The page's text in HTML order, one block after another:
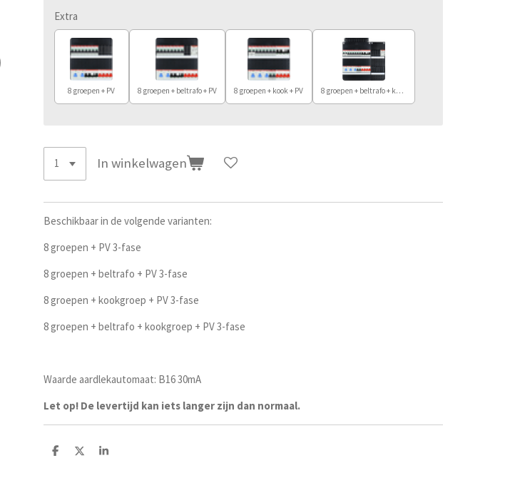
Extra
8 groepen + PV 8 groepen + beltrafo + PV 8 groepen + kook + PV 8 groepen + beltrafo + kook + PV
In winkelwagen
Beschikbaar in de volgende varianten:
8 groepen + PV 3-fase
8 groepen + beltrafo + PV 3-fase
8 groepen + kookgroep + PV 3-fase
8 groepen + beltrafo + kookgroep + PV 3-fase
Waarde aardlekautomaat: B16 30mA
Let op! De levertijd kan iets langer zijn dan normaal.
D
D
S